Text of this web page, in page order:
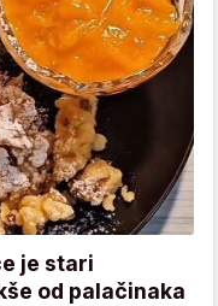
je stari
od palačinaka